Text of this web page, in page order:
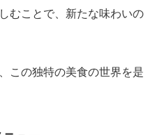
むことで、新たな味わいの
この独特の美食の世界を是